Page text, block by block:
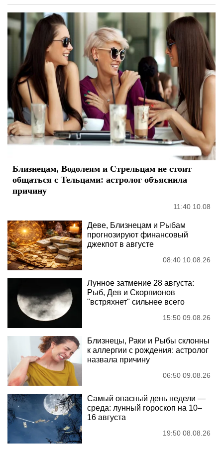
Близнецам, Водолеям и Стрельцам не стоит
общаться с Тельцами: астролог объяснила
причину
11:40 10.08
Деве, Близнецам и Рыбам
прогнозируют финансовый
джекпот в августе
08:40 10.08.26
Лунное затмение 28 августа:
Рыб, Дев и Скорпионов
"встряхнет" сильнее всего
15:50 09.08.26
Близнецы, Раки и Рыбы склонны
к аллергии с рождения: астролог
назвала причину
06:50 09.08.26
Самый опасный день недели —
среда: лунный гороскоп на 10–
16 августа
19:50 08.08.26